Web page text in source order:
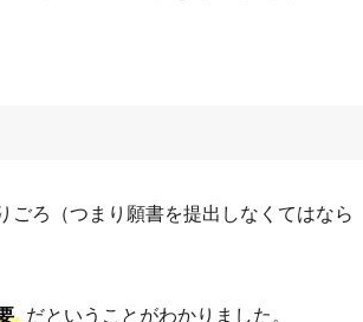
ごろ（つまり願書を提出しなくてはなら
だということがわかりました。